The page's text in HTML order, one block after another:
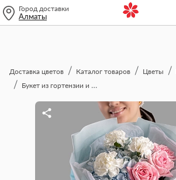
Город доставки
Алматы
Доставка цветов Каталог товаров Цветы
Букет из гортензии и пионовидных роз "Скарлет"